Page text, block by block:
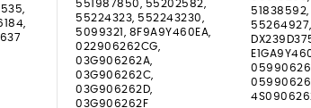
551987850, 55202582,
55224323, 552243230,
5099321, 8F9A9Y460EA,
022906262CG,
03G906262A,
03G906262C,
03G906262D,
03G906262F